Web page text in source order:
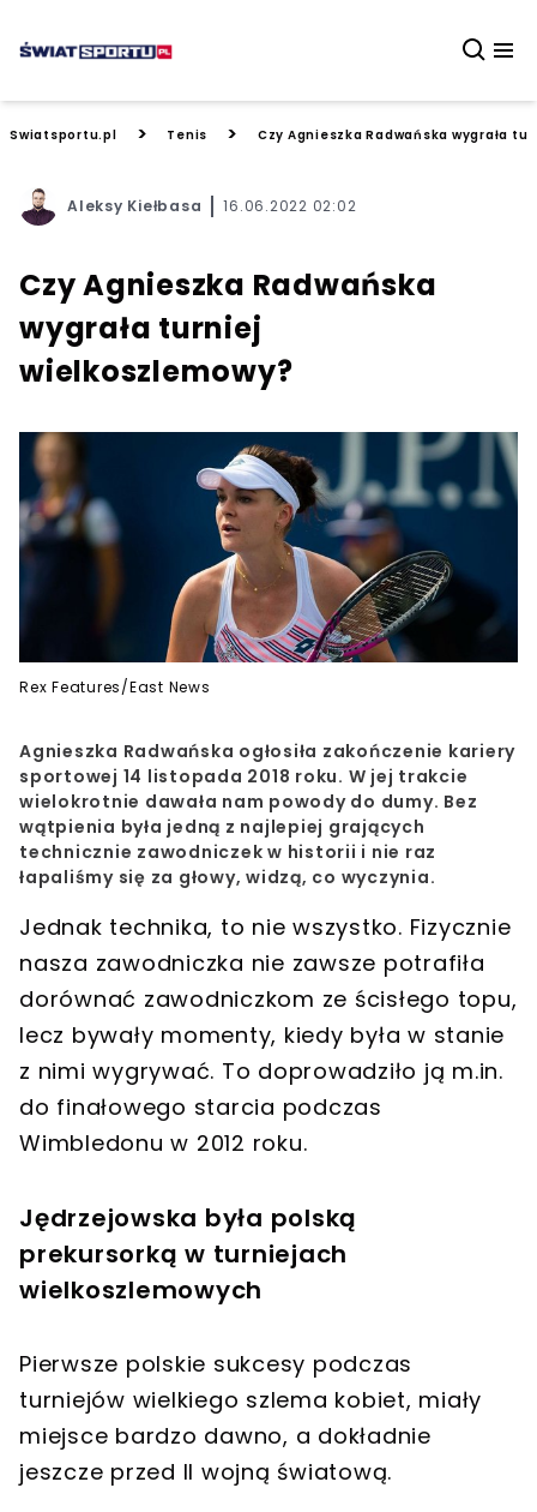
Swiatsportu.pl > Tenis > Czy Agnieszka Radwańska wygrała
Aleksy Kiełbasa 16.06.2022 02:02
Czy Agnieszka Radwańska
wygrała turniej
wielkoszlemowy?
Rex Features/East News
Agnieszka Radwańska ogłosiła zakończenie kariery
sportowej 14 listopada 2018 roku. W jej trakcie
wielokrotnie dawała nam powody do dumy. Bez
wątpienia była jedną z najlepiej grających
technicznie zawodniczek w historii i nie raz
łapaliśmy się za głowy, widzą, co wyczynia.
Jednak technika, to nie wszystko. Fizycznie
nasza zawodniczka nie zawsze potrafiła
dorównać zawodniczkom ze ścisłego topu,
lecz bywały momenty, kiedy była w stanie
z nimi wygrywać. To doprowadziło ją m.in.
do finałowego starcia podczas
Wimbledonu w 2012 roku.
Jędrzejowska była polską
prekursorką w turniejach
wielkoszlemowych
Pierwsze polskie sukcesy podczas
turniejów wielkiego szlema kobiet, miały
miejsce bardzo dawno, a dokładnie
jeszcze przed II wojną światową.